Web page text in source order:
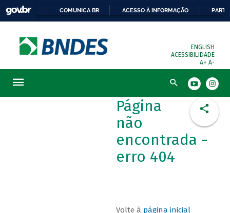
COMUNICA BR ACESSO À INFORMAÇÃO
ENGLISH
ACESSIBILIDADE
A+ A-
Busca
Página
não
encontrada -
erro 404
Volte à página inicial